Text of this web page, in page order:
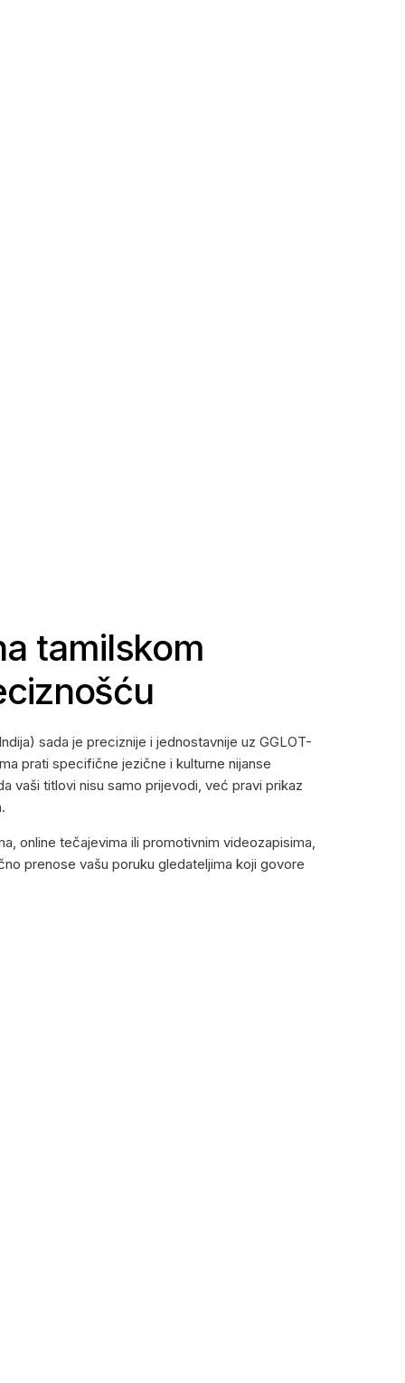
tamilskom
sada je preciznije i jednostavnije uz GGLOT-
prati specifične jezične i kulturne nijanse
vaši titlovi nisu samo prijevodi, već pravi prikaz
online tečajevima ili promotivnim videozapisima,
prenose vašu poruku gledateljima koji govore